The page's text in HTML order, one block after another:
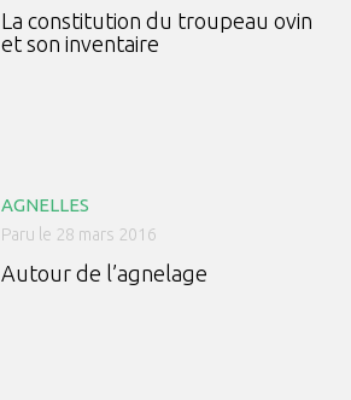
La constitution du troupeau ovin
et son inventaire
AGNELLES
Paru le 28 mars 2016
Autour de l’agnelage